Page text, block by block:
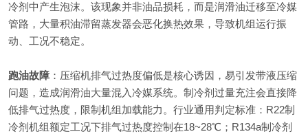
冷剂中产生泡沫。该现象并非油品损耗，而是润滑油迁移至冷媒
管路，大量积油滞留蒸发器会恶化换热效果，导致机组运行振
动、工况不稳定。
跑油故障 ：压缩机排气过热度偏低是核心诱因，易引发带液压缩
问题，造成润滑油大量混入冷媒系统。制冷剂过量充注会直接降
低排气过热度，限制机组加载能力。行业通用判定标准：R22制
冷剂机组额定工况下排气过热度控制在18~28℃；R134a制冷剂